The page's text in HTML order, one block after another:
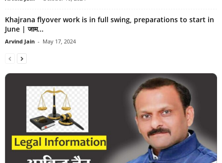
Khajrana flyover work is in full swing, preparations to start in
June | जाम...
Arvind Jain - May 17, 2024